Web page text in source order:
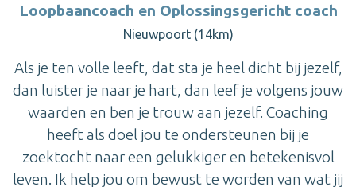
Loopbaancoach en Oplossingsgericht coach
Nieuwpoort (14km)
Als je ten volle leeft, dat sta je heel dicht bij jezelf,
dan luister je naar je hart, dan leef je volgens jouw
waarden en ben je trouw aan jezelf. Coaching
heeft als doel jou te ondersteunen bij je
zoektocht naar een gelukkiger en betekenisvol
leven. Ik help jou om bewust te worden van wat jij